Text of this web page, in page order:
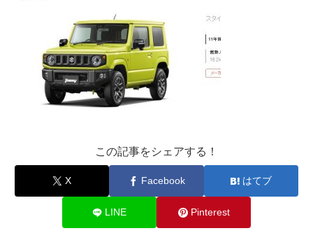
この記事をシェアする！
X Facebook はてブ
LINE Pinterest